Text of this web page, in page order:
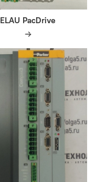
ELAU PacDrive